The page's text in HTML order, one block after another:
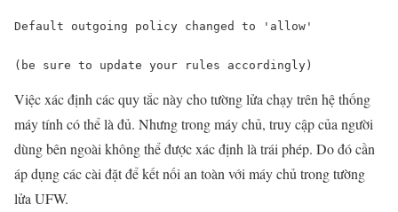
Default outgoing policy changed to 'allow'
( be sure to update your rules accordingly)
Việc xác định các quy tắc này cho tường lửa chạy trên hệ thống
máy tính có thể là đủ. Nhưng trong máy chủ, truy cập của người
dùng bên ngoài không thể được xác định là trái phép. Do đó cần
áp dụng các cài đặt để kết nối an toàn với máy chủ trong tường
lửa UFW.